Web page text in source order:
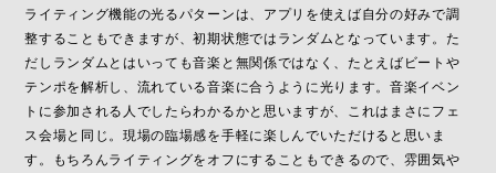
ライティング機能の光るパターンは、アプリを使えば自分の好みで調
整することもできますが、初期状態ではランダムとなっています。た
だしランダムとはいっても音楽と無関係ではなく、たとえばビートや
テンポを解析し、流れている音楽に合うように光ります。音楽イベン
トに参加される人でしたらわかるかと思いますが、これはまさにフェ
ス会場と同じ。現場の臨場感を手軽に楽しんでいただけると思いま
す。もちろんライティングをオフにすることもできるので、雰囲気や